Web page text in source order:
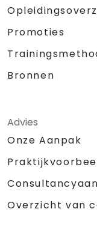
Promoties
Bronnen
Advies
Onze Aanpak
Overzicht van